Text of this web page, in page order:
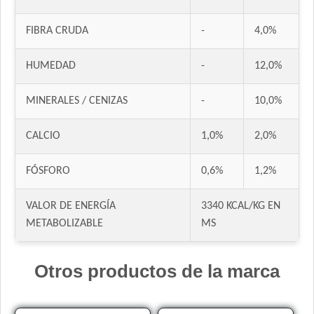
Dog Chow Perro Adulto Mini
Dog Selection Criadores Adulto
Dog Selection Etiqueta Negra Dermaprotect
Dog Selection Etiqueta Negra Raza Pequeña
Dog Selection Premium Adultos
Dog Selection Premium Adultos Raza Pequeña
Dogui Perro Adulto
Ducho Adultos
FIBRA CRUDA - 4,0%
HUMEDAD - 12,0%
MINERALES / CENIZAS - 10,0%
CALCIO 1,0% 2,0%
FÓSFORO 0,6% 1,2%
VALOR DE ENERGÍA
METABOLIZABLE
3340 KCAL/KG EN
MS
Otros productos de la marca